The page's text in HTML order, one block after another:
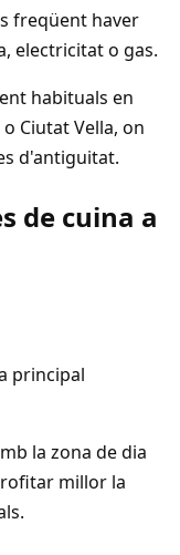
freqüent haver
electricitat o gas.
habituals en
Ciutat Vella, on
d'antiguitat.
de cuina a
principal
la zona de dia
millor la